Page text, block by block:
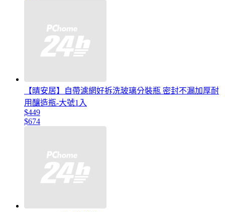
【晴安居】自帶濾網好拆洗玻璃分裝瓶 密封不漏加厚耐
用釀造瓶-大號1入
$449
$674